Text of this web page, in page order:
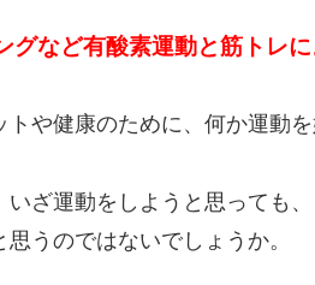
グなど有酸素運動と筋トレ
トや健康のために、何か運動
いざ運動をしようと思っても
思うのではないでしょうか。